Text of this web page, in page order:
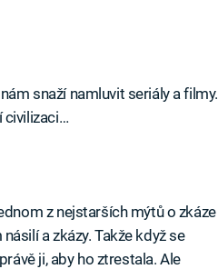
snaží namluvit seriály a filmy.
civilizaci…
z nejstarších mýtů o zkáze
a zkázy. Takže když se
ji, aby ho ztrestala. Ale